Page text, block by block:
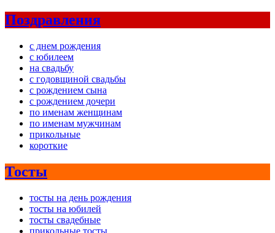
Поздравления
с днем рождения
с юбилеем
на свадьбу
с годовщиной свадьбы
с рождением сына
с рождением дочери
по именам женщинам
по именам мужчинам
прикольные
короткие
Тосты
тосты на день рождения
тосты на юбилей
тосты свадебные
прикольные тосты